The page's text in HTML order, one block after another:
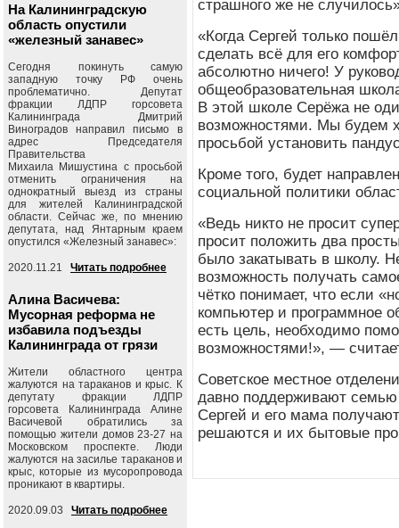
страшного же не
«Когда Сергей только
сделать всё для его
абсолютно ничего! У
общеобразовательная
В этой школе Серёжа не
возможностями. Мы будем
просьбой установить
Кроме того, будет
социальной политики
«Ведь никто не просит
просит положить два
было закатывать в школу.
возможность получать
чётко понимает, что если
компьютер и программное
есть цель, необходимо
возможностями!», —
Советское местное
давно поддерживают
Сергей и его мама
решаются и их бытовые
На Калининградскую
область опустили
«железный занавес»
Сегодня покинуть самую
западную точку РФ очень
проблематично. Депутат
фракции ЛДПР горсовета
Калининграда Дмитрий
Виноградов направил письмо в
адрес Председателя
Правительства
Михаила Мишустина с просьбой
отменить ограничения на
однократный выезд из страны
для жителей Калининградской
области. Сейчас же, по мнению
депутата, над Янтарным краем
опустился «Железный занавес»:
2020.11.21 Читать подробнее
Алина Васичева:
Мусорная реформа не
избавила подъезды
Калининграда от грязи
Жители областного центра
жалуются на тараканов и крыс. К
депутату фракции ЛДПР
горсовета Калининграда Алине
Васичевой обратились за
помощью жители домов 23-27 на
Московском проспекте. Люди
жалуются на засилье тараканов и
крыс, которые из мусоропровода
проникают в квартиры.
2020.09.03 Читать подробнее